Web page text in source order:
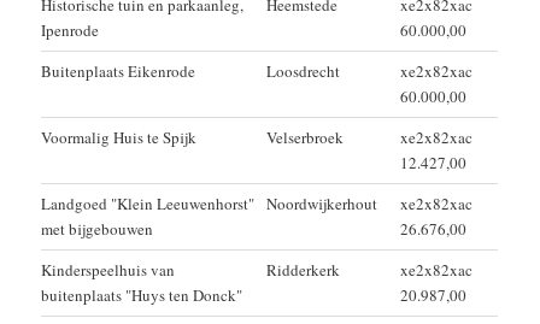
Historische tuin en parkaanleg,
Ipenrode
Heemstede
xe2x82xac
60.000,00
Buitenplaats Eikenrode
Loosdrecht
xe2x82xac
60.000,00
Voormalig Huis te Spijk
Velserbroek
xe2x82xac
12.427,00
Landgoed "Klein Leeuwenhorst"
met bijgebouwen
Noordwijkerhout
xe2x82xac
26.676,00
Kinderspeelhuis van
buitenplaats "Huys ten Donck"
Ridderkerk
xe2x82xac
20.987,00